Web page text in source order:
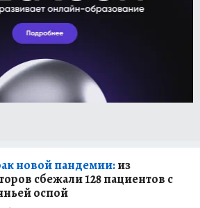
новой пандемии:из
сбежали 128 пациентов с
оспой